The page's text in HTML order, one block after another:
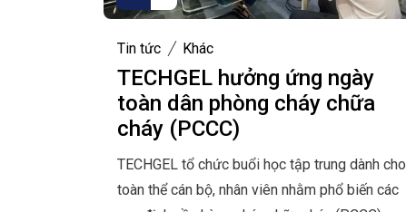
Tin tức Khác
TECHGEL hưởng ứng ngày
toàn dân phòng cháy chữa
cháy (PCCC)
TECHGEL tổ chức buổi học tập trung dành cho
toàn thể cán bộ, nhân viên nhằm phổ biến các